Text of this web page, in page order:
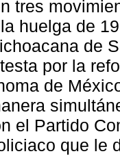
tres
huelga de
de
por la
de
el Partido
que le